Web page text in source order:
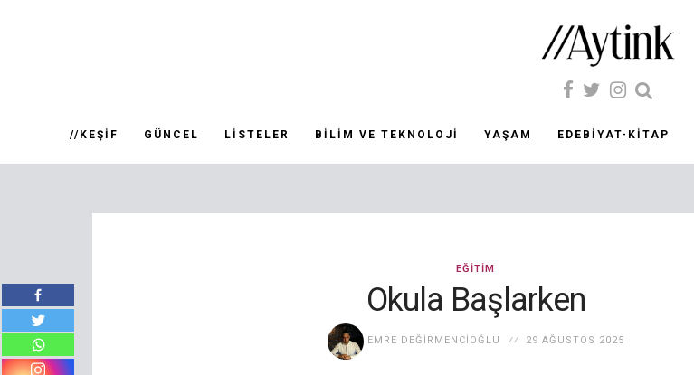
//KEŞIF GÜNCEL LISTELER BILIM VE TEKNOLOJI YAŞAM EDEBIYAT-KITAP
EĞITIM
Okula Başlarken
EMRE DEĞIRMENCIOĞLU 29 AĞUSTOS 2025